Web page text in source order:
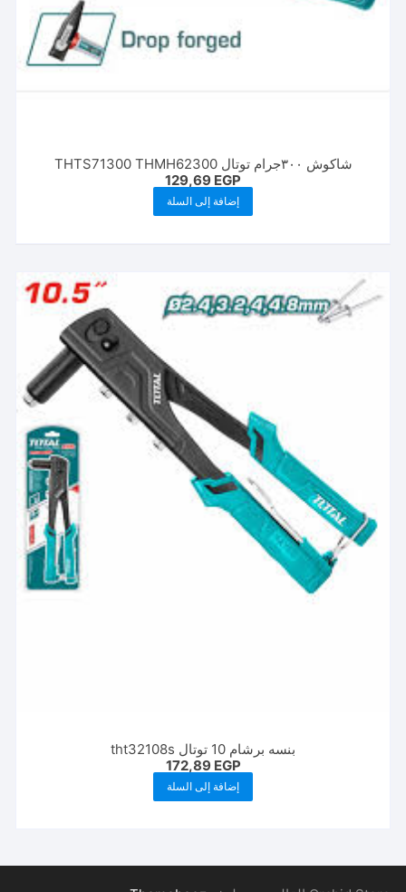
شاكوش ٣٠٠جرام توتال THTS71300 THMH62300
129,69 EGP
إضافة إلى السلة
بنسه برشام 10 توتال tht32108s
172,89 EGP
إضافة إلى السلة